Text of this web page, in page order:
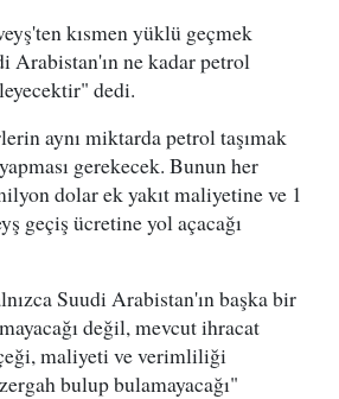
kısmen yüklü geçmek
Arabistan'ın ne kadar petrol
dedi.
aynı miktarda petrol taşımak
gerekecek. Bunun her
dolar ek yakıt maliyetine ve 1
geçiş ücretine yol açacağı
Suudi Arabistan'ın başka bir
değil, mevcut ihracat
maliyeti ve verimliliği
bulup bulamayacağı"